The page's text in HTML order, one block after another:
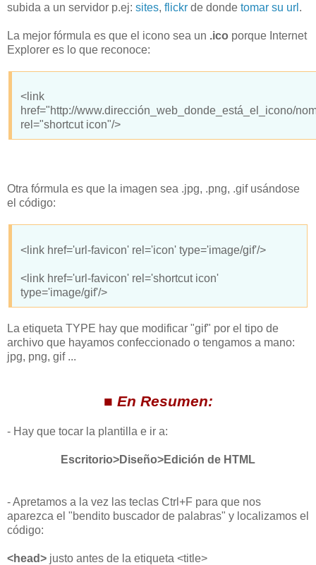
subida a un servidor p.ej: sites, flickr de donde tomar su url .
La mejor fórmula es que el icono sea un .ico porque Internet
Explorer es lo que reconoce:
<link
href="http://www.dirección_web_donde_está_el_icono/
rel="shortcut icon"/>
Otra fórmula es que la imagen sea .jpg, .png, .gif usándose
el código:
<link href='url-favicon' rel='icon' type='image/gif'/>
<link href='url-favicon' rel='shortcut icon'
type='image/gif'/>
La etiqueta TYPE hay que modificar "gif" por el tipo de
archivo que hayamos confeccionado o tengamos a mano:
jpg, png, gif ...
■ En Resumen:
- Hay que tocar la plantilla e ir a:
Escritorio>Diseño>Edición de HTML
- Apretamos a la vez las teclas Ctrl+F para que nos
aparezca el "bendito buscador de palabras" y localizamos el
código:
<head> justo antes de la etiqueta <title>